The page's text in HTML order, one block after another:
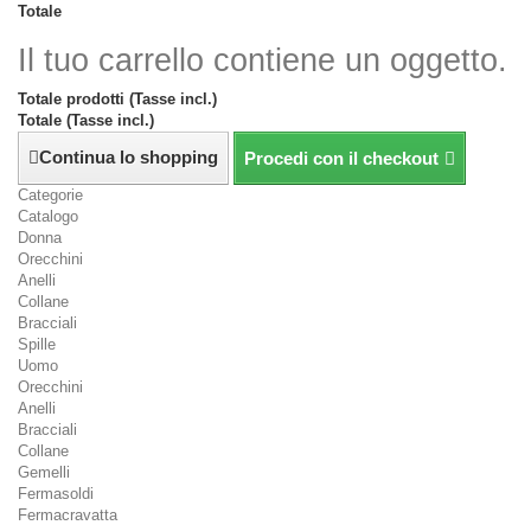
Totale
Il tuo carrello contiene un oggetto.
Totale prodotti (Tasse incl.)
Totale (Tasse incl.)
Continua lo shopping Procedi con il checkout
Categorie
Catalogo
Donna
Orecchini
Anelli
Collane
Bracciali
Spille
Uomo
Orecchini
Anelli
Bracciali
Collane
Gemelli
Fermasoldi
Fermacravatta